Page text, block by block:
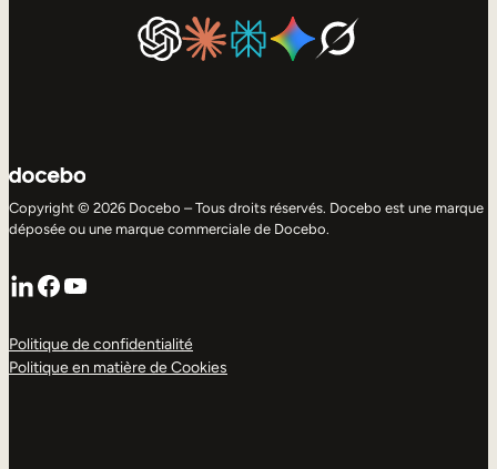
Copyright © 2026 Docebo – Tous droits réservés. Docebo est une marque
déposée ou une marque commerciale de Docebo.
LinkedIn
Facebook
YouTube
Politique de confidentialité
Politique en matière de Cookies